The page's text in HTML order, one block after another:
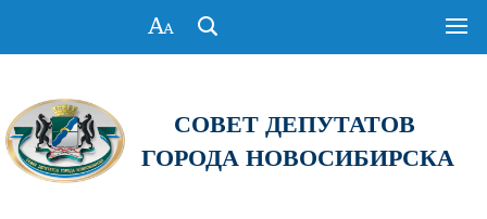
СОВЕТ ДЕПУТАТОВ
ГОРОДА НОВОСИБИРСКА